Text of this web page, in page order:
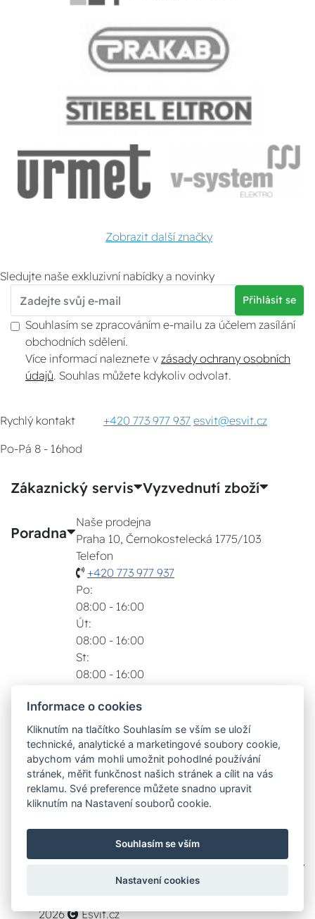
Zobrazit další značky
Sledujte naše exkluzivní nabídky a novinky
Přihlásit se
Souhlasím se zpracováním e-mailu za účelem zasílání
obchodních sdělení.
Více informací naleznete v zásady ochrany osobních
údajů . Souhlas můžete kdykoliv odvolat.
Rychlý kontakt +420 773 977 937 esvit@esvit.cz
Po-Pá 8 - 16hod
Zákaznický servis Vyzvednutí zboží
Poradna
Naše prodejna
Praha 10, Černokostelecká 1775/103
Telefon
+420 773 977 937
Po:
08:00 - 16:00
Út:
08:00 - 16:00
St:
08:00 - 16:00
08:00 - 16:00
Pá:
08:00 - 16:00
Zobrazit na mapě
Možnosti dopravy
Bezpečná a rychlá platba
2026 Esvit.cz
Informace o cookies
Kliknutím na tlačítko Souhlasím se vším se uloží
technické, analytické a marketingové soubory cookie,
abychom vám mohli umožnit pohodlné používání
stránek, měřit funkčnost našich stránek a cílit na vás
reklamu. Své preference můžete snadno upravit
kliknutím na Nastavení souborů cookie.
Souhlasím se vším
Nastavení cookies